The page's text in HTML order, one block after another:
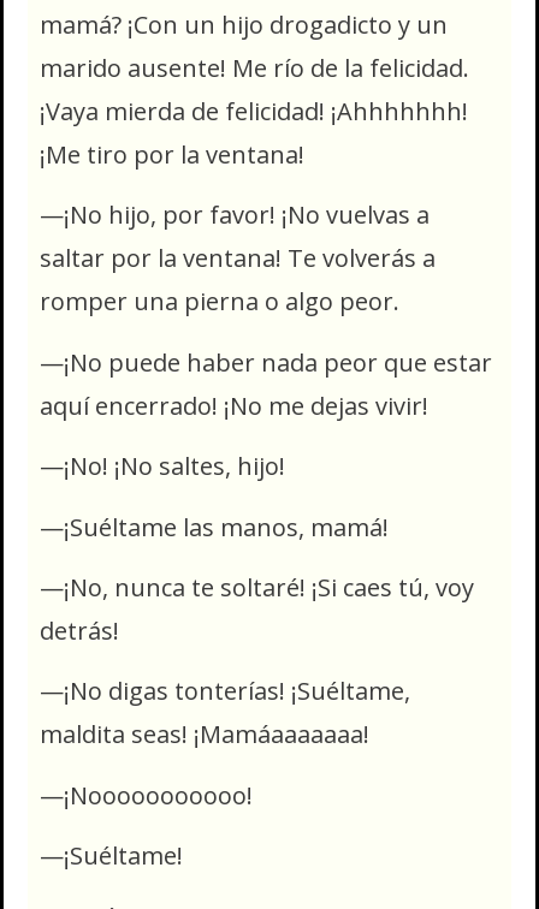
mamá? ¡Con un hijo drogadicto y un
marido ausente! Me río de la felicidad.
¡Vaya mierda de felicidad! ¡Ahhhhhhh!
¡Me tiro por la ventana!
—¡No hijo, por favor! ¡No vuelvas a
saltar por la ventana! Te volverás a
romper una pierna o algo peor.
—¡No puede haber nada peor que estar
aquí encerrado! ¡No me dejas vivir!
—¡No! ¡No saltes, hijo!
—¡Suéltame las manos, mamá!
—¡No, nunca te soltaré! ¡Si caes tú, voy
detrás!
—¡No digas tonterías! ¡Suéltame,
maldita seas! ¡Mamáaaaaaaa!
—¡Nooooooooooo!
—¡Suéltame!